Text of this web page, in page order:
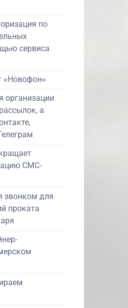
по
сервиса
«Новофон»
организации
а
СМС-
звонком для
проката